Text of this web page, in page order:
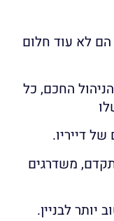
הם לא עוד חלום
החכם, כל
דייריו.
משדרגים
יותר לבניין.